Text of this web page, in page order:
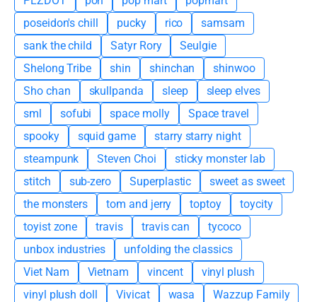
poseidon's chill
pucky rico
samsam
sank the child
Satyr Rory
Seulgie
Shelong Tribe
shin shinchan
shinwoo
Sho chan
skullpanda sleep
sleep elves
sml
sofubi space molly
Space travel
spooky
squid game
starry starry night
steampunk
Steven Choi
sticky monster lab
stitch
sub-zero Superplastic
sweet as sweet
the monsters
tom and jerry toptoy
toycity
toyist zone
travis travis can
tycoco
unbox industries
unfolding the classics
Viet Nam
Vietnam vincent
vinyl plush
vinyl plush doll
Vivicat wasa
Wazzup Family